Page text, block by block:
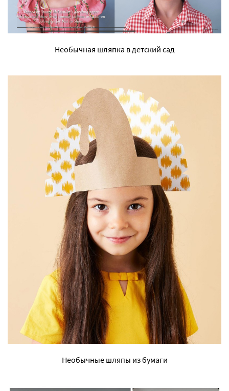
Необычная шляпка в детский сад
Необычные шляпы из бумаги